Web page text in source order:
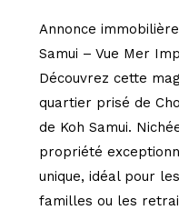
Annonce
Samui – Vue Mer
Découvrez cette
quartier prisé de
de Koh Samui.
propriété
unique, idéal pour
familles ou les